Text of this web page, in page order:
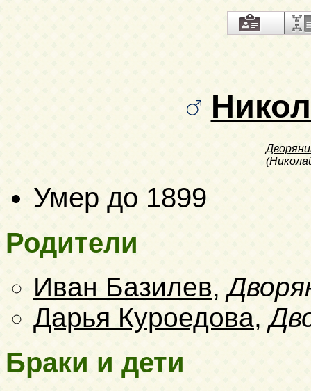
Умер до 1899
Родители
Иван Базилев,
Дарья Куроедова,
Браки и дети